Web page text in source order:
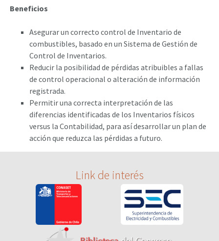
Beneficios
Asegurar un correcto control de Inventario de
combustibles, basado en un Sistema de Gestión de
Control de Inventarios.
Reducir la posibilidad de pérdidas atribuibles a fallas
de control operacional o alteración de información
registrada.
Permitir una correcta interpretación de las
diferencias identificadas de los Inventarios físicos
versus la Contabilidad, para así desarrollar un plan de
acción que reduzca las pérdidas a futuro.
Link de interés